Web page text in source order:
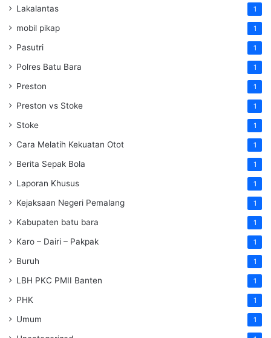
Lakalantas 1
mobil pikap 1
Pasutri 1
Polres Batu Bara 1
Preston 1
Preston vs Stoke 1
Stoke 1
Cara Melatih Kekuatan Otot 1
Berita Sepak Bola 1
Laporan Khusus 1
Kejaksaan Negeri Pemalang 1
Kabupaten batu bara 1
Karo – Dairi – Pakpak 1
Buruh 1
LBH PKC PMII Banten 1
PHK 1
Umum 1